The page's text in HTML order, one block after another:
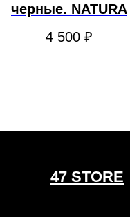
черные. NATURA
4 500 ₽
47 STORE